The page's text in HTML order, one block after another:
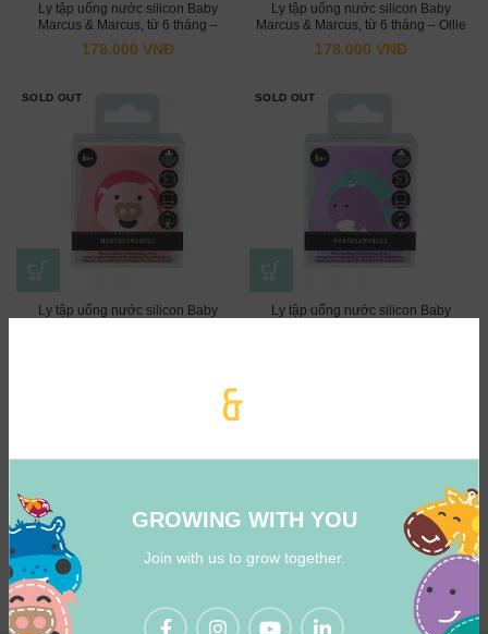
GROWING WITH YOU
Join with us to grow together.
Ly tập uống nước silicon Baby
Marcus & Marcus, từ 6 tháng –
Marcus (120ml)
178.000 VNĐ
Ly tập uống nước silicon Baby
Marcus & Marcus, từ 6 tháng – Ollie
(120ml)
178.000 VNĐ
SOLD OUT
Ly tập uống nước silicon Baby
SOLD OUT
Ly tập uống nước silicon Baby